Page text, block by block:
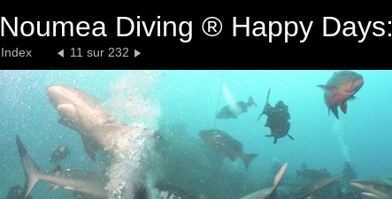
Noumea Diving ® Happy Days:
Index 11 sur 232